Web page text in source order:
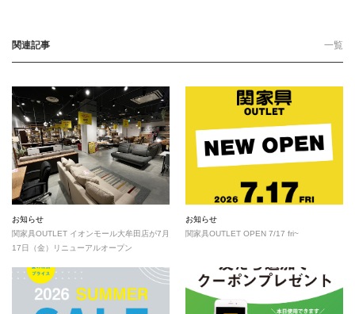
関連記事
お知らせ
関家具OUTLET イオンモール大牟田店が7月
17日（金）リニューアルオープン
お知らせ
関家具OUTLET OPEN 7/17 fri~
一覧